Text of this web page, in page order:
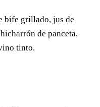
bife grillado, jus de
de panceta,
tinto.